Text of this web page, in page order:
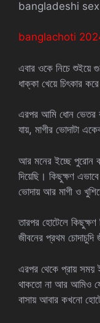
bangladeshi
banglachoti 2024
এবার ওকে নিচে শুইয়ে
ধাক্কা খেয়ে চিৎকার
এরপর আমি ধোন ভেতর
যায়, মাগীর ভোদাটা
আর মনের ইচ্ছে পুরোন
দিয়েছি। কিছুক্ষণ
ভোদায় আর মাগী ও
তারপর হোটেলে
জীবনের প্রথম চোদাচুদি
এরপর থেকে প্রায়
থাকতো না আর আমিও
বাসায় আবার কখনো